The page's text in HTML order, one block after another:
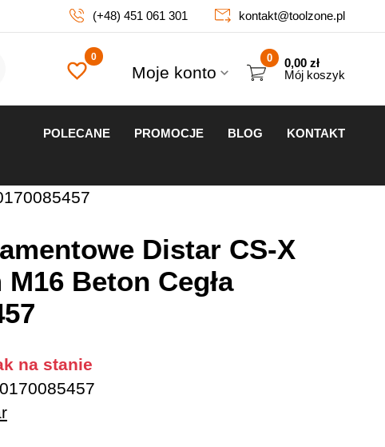
(+48) 451 061 301 kontakt@toolzone.pl
Moje konto
0,00 zł
Mój koszyk
0
POLECANE PROMOCJE BLOG KONTAKT
Distar CS-X
Beton Cegła
na stanie